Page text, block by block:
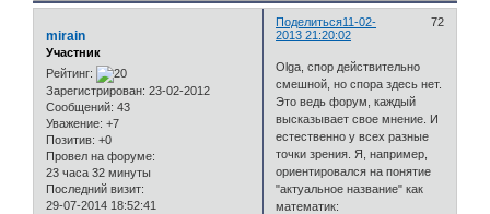
Поделиться 72
11-02-
2013 21:20:02
mirain
Участник
Рейтинг:
Зарегистрирован: 23-02-2012
Сообщений: 43
Уважение: +7
Позитив: +0
Провел на форуме:
23 часа 32 минуты
Последний визит:
29-07-2014 18:52:41
Olga, спор действительно
смешной, но спора здесь нет.
Это ведь форум, каждый
высказывает свое мнение. И
естественно у всех разные
точки зрения. Я, например,
ориентировался на понятие
"актуальное название" как
математик: